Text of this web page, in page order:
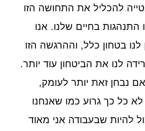
להכליל את התחושה הזו
בחיים שלנו. אנו
לנו בטחון כלל, וההרגשה הזו
לנו את הביטחון עוד יותר.
נבחן זאת יותר לעומק,
כל כך גרוע כמו שאנחנו
להיות שבעבודה אני מאוד